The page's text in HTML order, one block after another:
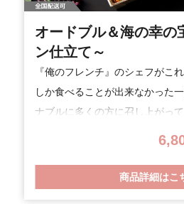
オードブル＆海の幸の
ン仕立て～
『俺のフレンチ』のシェフがこ
しか食べることが出来なかった
ナブルに多くの方に召し上がっ
メインにウニ・アワビ等の様々
てた、まるで宝石箱のようなグ
商品詳細はこ